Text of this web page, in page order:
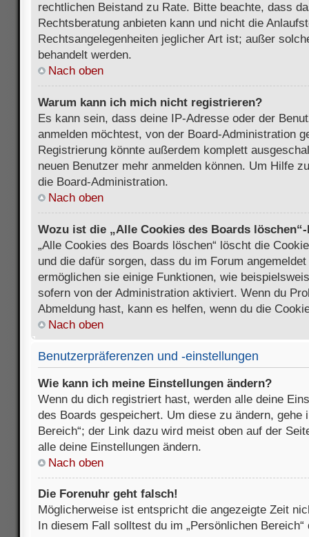
rechtlichen Beistand zu Rate. Bitte beachte, dass
Rechtsberatung anbieten kann und nicht die
Rechtsangelegenheiten jeglicher Art ist; außer
behandelt werden.
Nach oben
Warum kann ich mich nicht registrieren?
Es kann sein, dass deine IP-Adresse oder der
anmelden möchtest, von der Board-Administration
Registrierung könnte außerdem komplett
neuen Benutzer mehr anmelden können. Um Hilfe
die Board-Administration.
Nach oben
Wozu ist die „Alle Cookies des Boards
„Alle Cookies des Boards löschen“ löscht die
und die dafür sorgen, dass du im Forum
ermöglichen sie einige Funktionen, wie
sofern von der Administration aktiviert. Wenn du
Abmeldung hast, kann es helfen, wenn du die
Nach oben
Benutzerpräferenzen und -einstellungen
Wie kann ich meine Einstellungen ändern?
Wenn du dich registriert hast, werden alle deine
des Boards gespeichert. Um diese zu ändern, gehe
Bereich“; der Link dazu wird meist oben auf der
alle deine Einstellungen ändern.
Nach oben
Die Forenuhr geht falsch!
Möglicherweise ist entspricht die angezeigte Zeit
In diesem Fall solltest du im „Persönlichen